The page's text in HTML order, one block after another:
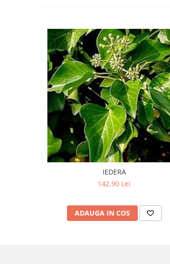
IEDERA
142,90 Lei
ADAUGA IN COS